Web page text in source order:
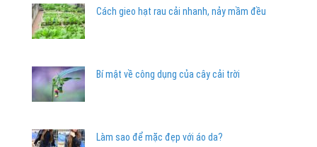
Cách gieo hạt rau cải nhanh, nảy mầm đều
Bí mật về công dụng của cây cải trời
Làm sao để mặc đẹp với áo da?